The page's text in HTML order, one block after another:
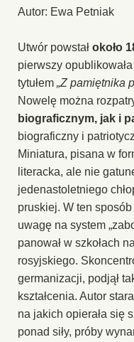
Autor: Ewa Petniak
Utwór powstał około
pierwszy
tytułem „Z pamiętnika
Nowelę można
biograficznym, jak i
biograficzny i
Miniatura, pisana w
literacka, ale nie
jedenastoletniego
pruskiej. W ten
uwagę na system
panował w szkołach
rosyjskiego.
germanizacji, podjął
kształcenia. Autor
na jakich opierała się
ponad siły, próby